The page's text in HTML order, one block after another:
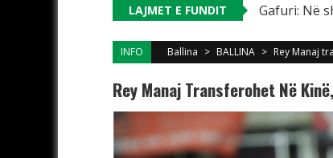
LAJMET E FUNDIT Gafuri: Në
INFO Ballina > BALLINA > Rey Manaj
Rey Manaj Transferohet Në